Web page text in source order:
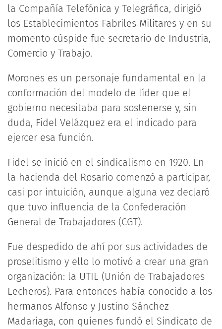
la Compañía Telefónica y Telegráfica, dirigió
los Establecimientos Fabriles Militares y en su
momento cúspide fue secretario de Industria,
Comercio y Trabajo.
Morones es un personaje fundamental en la
conformación del modelo de líder que el
gobierno necesitaba para sostenerse y, sin
duda, Fidel Velázquez era el indicado para
ejercer esa función.
Fidel se inició en el sindicalismo en 1920. En
la hacienda del Rosario comenzó a participar,
casi por intuición, aunque alguna vez declaró
que tuvo influencia de la Confederación
General de Trabajadores (CGT).
Fue despedido de ahí por sus actividades de
proselitismo y ello lo motivó a crear una gran
organización: la UTIL (Unión de Trabajadores
Lecheros). Para entonces había conocido a los
hermanos Alfonso y Justino Sánchez
Madariaga, con quienes fundó el Sindicato de